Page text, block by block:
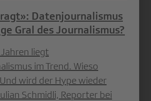
Datenjournalismus
Gral des Journalismus?
liegt
im Trend. Wieso
wird der Hype wieder
Schmidli, Reporter bei